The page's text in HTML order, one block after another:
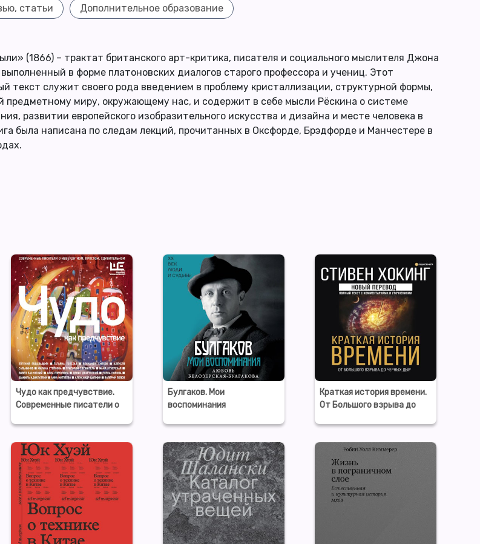
статьи Дополнительное образование
(1866) – трактат британского арт-критика, писателя и социального мыслителя Джона
выполненный в форме платоновских диалогов старого профессора и учениц. Этот
текст служит своего рода введением в проблему кристаллизации, структурной формы,
предметному миру, окружающему нас, и содержит в себе мысли Рёскина о системе
развитии европейского изобразительного искусства и дизайна и месте человека в
была написана по следам лекций, прочитанных в Оксфорде, Брэдфорде и Манчестере в
Чудо как предчувствие.
Современные писатели о
удивительном
Булгаков. Мои
воспоминания
Краткая история времени.
От Большого взрыва до